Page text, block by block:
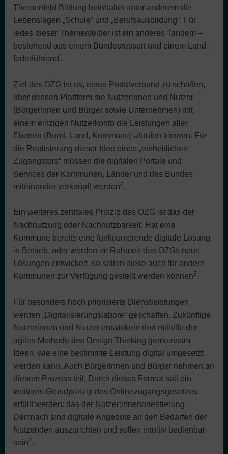
Themenfeld Bildung beinhaltet unter anderem die
Lebenslagen „Schule“ und „Berufsausbildung“. Für
jedes dieser Themenfelder ist ein anderes Tandem –
bestehend aus einem Bundesressort und einem Land –
federführend 1.
Ziel des OZG ist es, einen Portalverbund zu schaffen,
über dessen Plattform die Nutzerinnen und Nutzer
(Bürgerinnen und Bürger sowie Unternehmen) mit
einem einzigen Nutzerkonto die Leistungen aller
Ebenen (Bund, Land, Kommune) abrufen können. Für
die Realisierung dieser Idee eines „einheitlichen
Zugangstors“ müssen die digitalen Portale und
Services der Kommunen, Länder und des Bundes
miteinander verknüpft werden2.
Ein weiteres zentrales Prinzip des OZG ist das der
Nachnutzung oder Nachnutzbarkeit. Hat eine
Kommune bereits eine funktionierende digitale Lösung
in Betrieb, oder werden im Rahmen des OZGs neue
Lösungen entwickelt, so sollen diese auch für andere
Kommunen zur Verfügung gestellt werden können3.
Für besonders hoch priorisierte Dienstleistungen
werden „Digitalisierungslabore“ geschaffen. Zukünftige
Nutzerinnen und Nutzer entwickeln dort mithilfe der
agilen Methode des Design Thinking gemeinsam
Ideen, wie eine bestimmte Leistung digital umgesetzt
werden kann. Auch Bürgerinnen und Bürger nehmen an
diesem Prozess teil. Durch dieses Format soll ein
weiteres Grundprinzip des Onlinezugangsgesetzes
erfüllt werden: das der Nutzer:innenorientierung.
Demnach sind digitale Angebote an den Bedarfen der
Nutzenden auszurichten und sollen intuitiv bedienbar
sein4.